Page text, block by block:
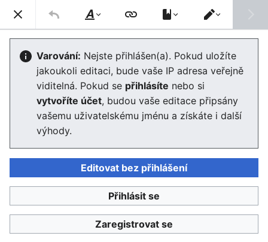
Enviwiki
Boj proti terorismu v Evropské unii
Editor se nyní načte. Pokud tuto zprávu stále vidíte po
několika sekundách, prosím obnovte stránku .
Enviwiki
Styl
textu
Přepnout
editor
Varování: Nejste přihlášen(a). Pokud uložíte
jakoukoli editaci, bude vaše IP adresa veřejně
viditelná. Pokud se přihlásíte nebo si
vytvoříte účet, budou vaše editace připsány
vašemu uživatelskému jménu a získáte i další
výhody.
Editovat bez přihlášení
Přihlásit se
Zaregistrovat se